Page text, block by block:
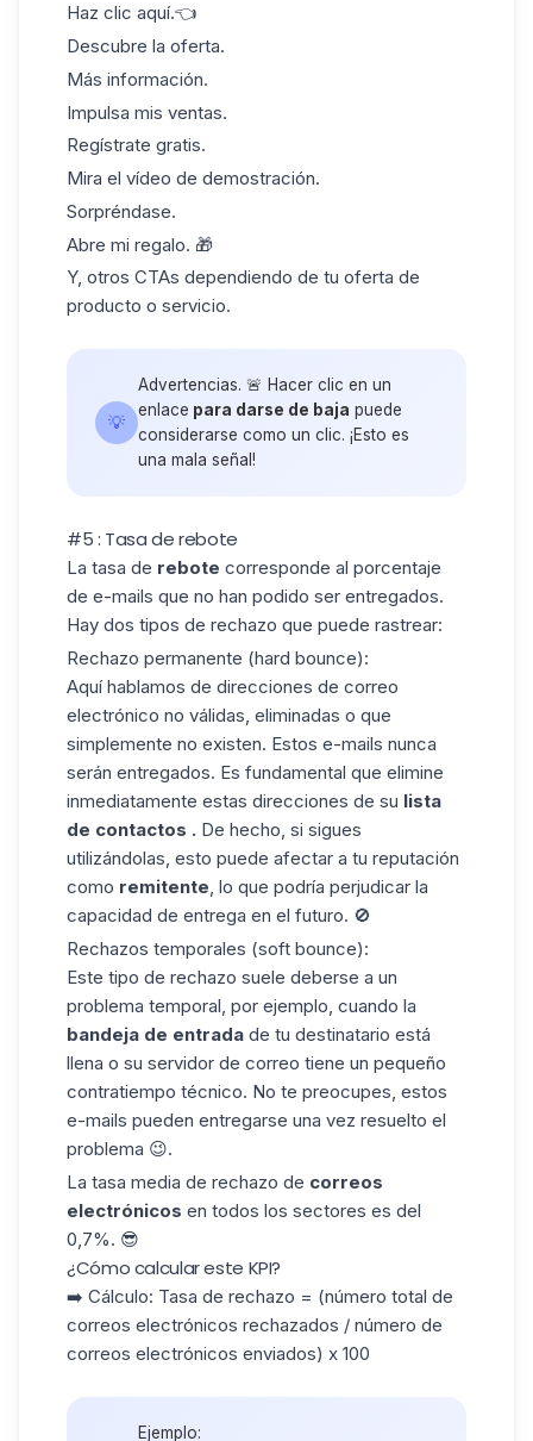
Haz clic aquí.👈
Descubre la oferta.
Más información.
Impulsa mis ventas.
Regístrate gratis.
Mira el vídeo de demostración.
Sorpréndase.
Abre mi regalo. 🎁
Y, otros CTAs dependiendo de tu oferta de
producto o servicio.
💡
Advertencias. 🚨 Hacer clic en un
enlace para darse de baja puede
considerarse como un clic. ¡Esto es
una mala señal!
#5 : Tasa de rebote
La tasa de rebote corresponde al porcentaje
de e-mails que no han podido ser entregados.
Hay dos tipos de rechazo que puede rastrear:
Rechazo permanente (hard bounce):
Aquí hablamos de direcciones de correo
electrónico no válidas, eliminadas o que
simplemente no existen. Estos e-mails nunca
serán entregados. Es fundamental que elimine
inmediatamente estas direcciones de su lista
de contactos . De hecho, si sigues
utilizándolas, esto puede afectar a tu reputación
como remitente, lo que podría perjudicar la
capacidad de entrega en el futuro. 🚫
Rechazos temporales (soft bounce):
Este tipo de rechazo suele deberse a un
problema temporal, por ejemplo, cuando la
bandeja de entrada de tu destinatario está
llena o su servidor de correo tiene un pequeño
contratiempo técnico. No te preocupes, estos
e-mails pueden entregarse una vez resuelto el
problema 😉.
La tasa media de rechazo de correos
electrónicos en todos los sectores es del
0,7%. 😎
¿Cómo calcular este KPI?
➡️ Cálculo: Tasa de rechazo = (número total de
correos electrónicos rechazados / número de
correos electrónicos enviados) x 100
Ejemplo: